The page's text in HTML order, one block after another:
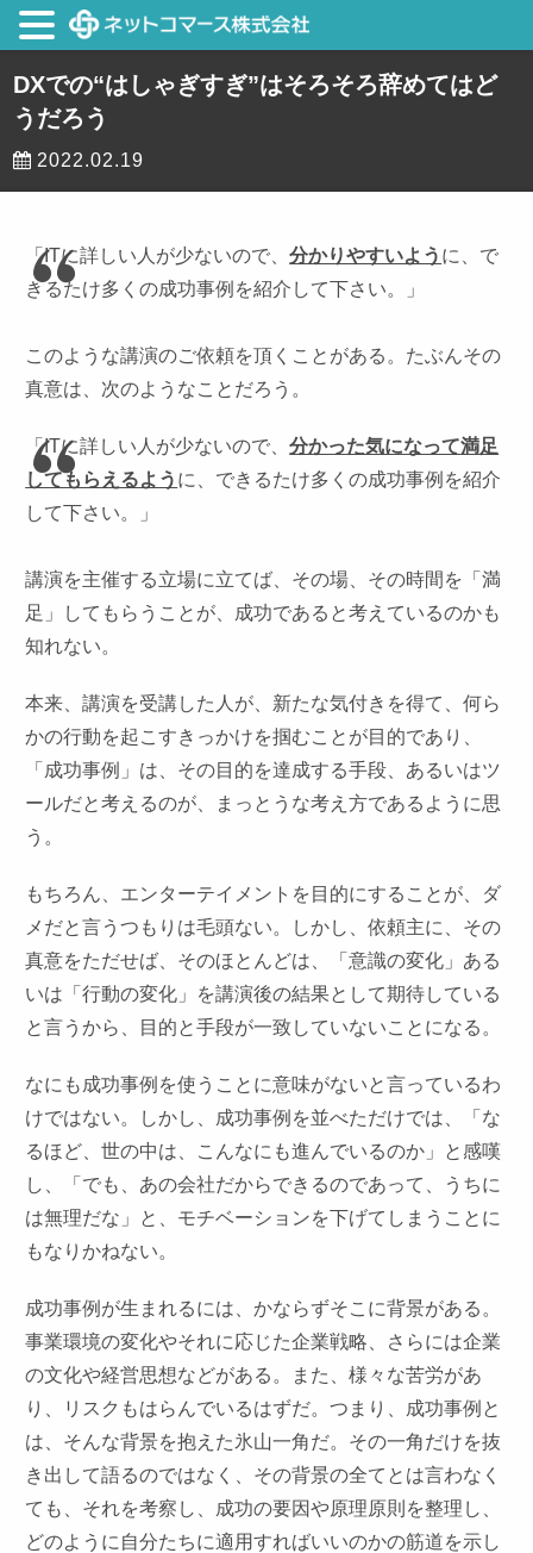
DXでの“はしゃぎすぎ”はそろそろ辞めてはど
うだろう
2022.02.19
「ITに詳しい人が少ないので、分かりやすいよう に、で
きるたけ多くの成功事例を紹介して下さい。」
このような講演のご依頼を頂くことがある。たぶんその
真意は、次のようなことだろう。
「ITに詳しい人が少ないので、分かった気になって満足
してもらえるよう に、できるたけ多くの成功事例を紹介
して下さい。」
講演を主催する立場に立てば、その場、その時間を「満
足」してもらうことが、成功であると考えているのかも
知れない。
本来、講演を受講した人が、新たな気付きを得て、何ら
かの行動を起こすきっかけを掴むことが目的であり、
「成功事例」は、その目的を達成する手段、あるいはツ
ールだと考えるのが、まっとうな考え方であるように思
う。
もちろん、エンターテイメントを目的にすることが、ダ
メだと言うつもりは毛頭ない。しかし、依頼主に、その
真意をただせば、そのほとんどは、「意識の変化」ある
いは「行動の変化」を講演後の結果として期待している
と言うから、目的と手段が一致していないことになる。
なにも成功事例を使うことに意味がないと言っているわ
けではない。しかし、成功事例を並べただけでは、「な
るほど、世の中は、こんなにも進んでいるのか」と感嘆
し、「でも、あの会社だからできるのであって、うちに
は無理だな」と、モチベーションを下げてしまうことに
もなりかねない。
成功事例が生まれるには、かならずそこに背景がある。
事業環境の変化やそれに応じた企業戦略、さらには企業
の文化や経営思想などがある。また、様々な苦労があ
り、リスクもはらんでいるはずだ。つまり、成功事例と
は、そんな背景を抱えた氷山一角だ。その一角だけを抜
き出して語るのではなく、その背景の全てとは言わなく
ても、それを考察し、成功の要因や原理原則を整理し、
どのように自分たちに適用すればいいのかの筋道を示し